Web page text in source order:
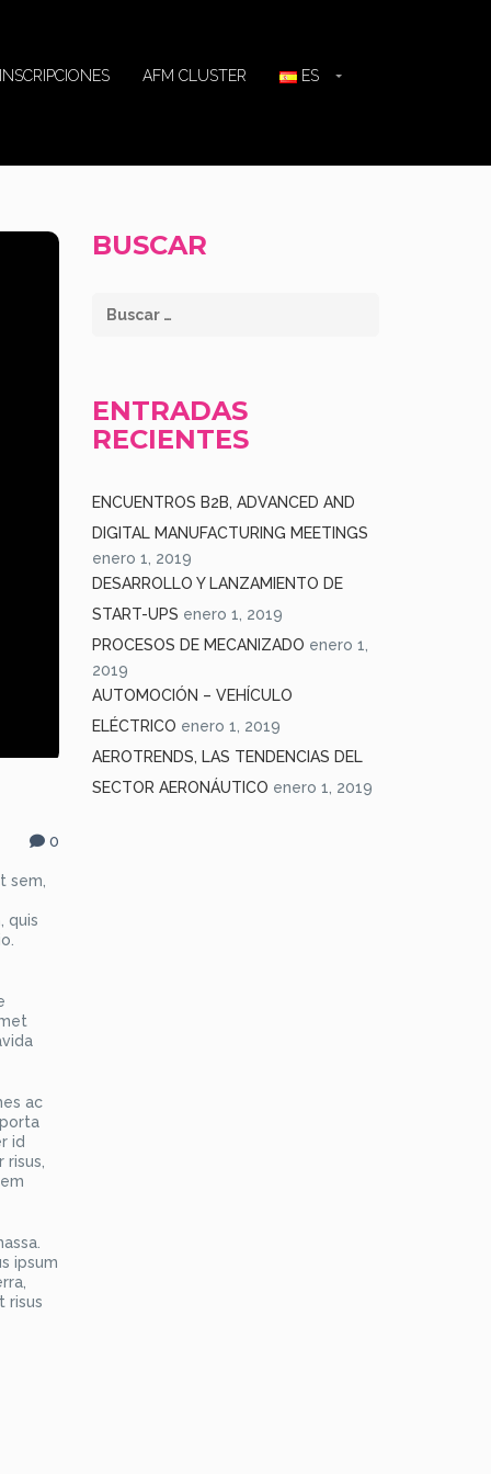
AFM CLUSTER ES
0
sem,
quis
ac
id
ipsum
risus
BUSCAR
ENTRADAS
RECIENTES
ENCUENTROS B2B, ADVANCED AND
DIGITAL MANUFACTURING MEETINGS
enero 1, 2019
DESARROLLO Y LANZAMIENTO DE
START-UPS enero 1, 2019
PROCESOS DE MECANIZADO enero 1,
2019
AUTOMOCIÓN – VEHÍCULO
ELÉCTRICO enero 1, 2019
AEROTRENDS, LAS TENDENCIAS DEL
SECTOR AERONÁUTICO enero 1, 2019